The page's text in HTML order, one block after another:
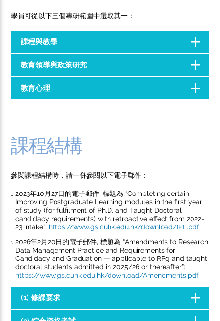
學員可從以下三個專研範圍中選取其一：
課程與教學
教育領導與政策研究
教育心理
課程結構
參閱課程結構時，請一併參閱以下電子郵件：
2023年10⽉27⽇的電⼦郵件, 標題為 “Completing certain
Improving Postgraduate Learning modules in the first year
of study (for fulfilment of Ph.D. and Taught Doctoral
candidacy requirements) with retroactive effect from 2022-
23 intake”: https://www.gs.cuhk.edu.hk/download/IPL.pdf
2026年2月20日的電子郵件, 標題為 “Amendments to Research
Data Management Practice and Requirements for
Candidacy and Graduation — applicable to RPg and taught
doctoral students admitted in 2025/26 or thereafter”:
https://www.gs.cuhk.edu.hk/download/Amendments.pdf
(1) 修課要求